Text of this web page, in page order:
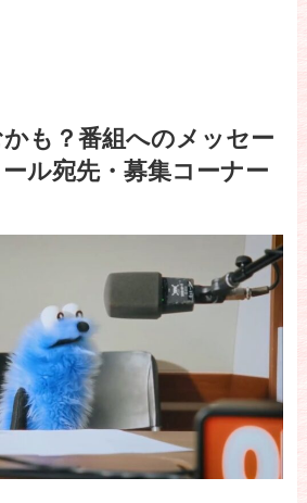
も？番組へのメッセー
ル宛先・募集コーナー